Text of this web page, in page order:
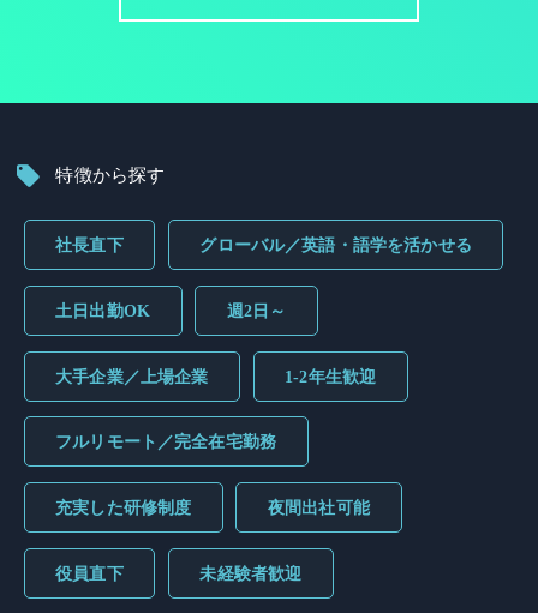
特徴から探す
社長直下 グローバル／英語・語学を活かせる
土日出勤OK 週2日～
大手企業／上場企業 1-2年生歓迎
フルリモート／完全在宅勤務
充実した研修制度 夜間出社可能
役員直下 未経験者歓迎